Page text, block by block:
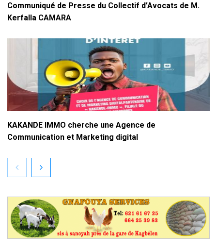
Communiqué de Presse du Collectif d’Avocats de M.
Kerfalla CAMARA
KAKANDE IMMO cherche une Agence de
Communication et Marketing digital